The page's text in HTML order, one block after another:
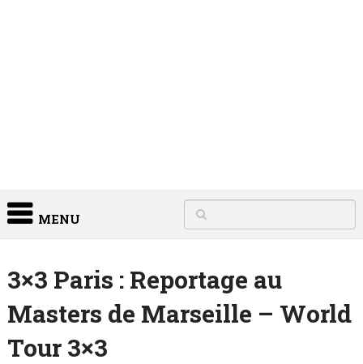
MENU
3×3 Paris : Reportage au
Masters de Marseille – World
Tour 3×3